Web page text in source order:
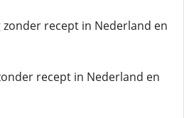
zonder recept in Nederland en
recept in Nederland en